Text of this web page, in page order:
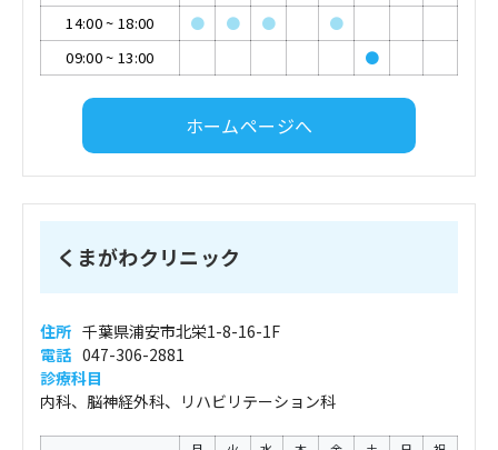
14:00~ 18:00 ● ● ●
●
09:00~ 13:00 ●
ホームページへ
くまがわクリニック
住所 千葉県浦安市北栄1-8-16-1F
電話 047-306-2881
診療科目
内科、脳神経外科、リハビリテーション科